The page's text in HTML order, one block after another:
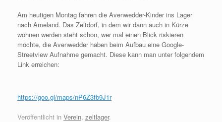
Am heutigen Montag fahren die Avenwedder-Kinder ins Lager
nach Ameland. Das Zeltdorf, in dem wir dann auch in Kürze
wohnen werden steht schon, wer mal einen Blick riskieren
möchte, die Avenwedder haben beim Aufbau eine Google-
Streetview Aufnahme gemacht. Diese kann man unter folgendem
Link erreichen:
https://goo.gl/maps/nP6Z3fb9J1r
Veröffentlicht in Verein, zeltlager.